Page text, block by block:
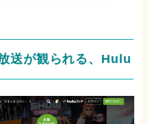
送が観られる、Hulu